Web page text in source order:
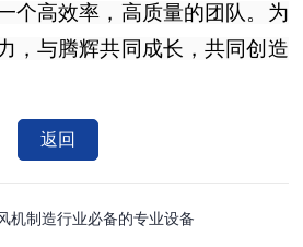
个高效率，高质量的团队。为
，与腾辉共同成长，共同创造
返回
制造行业必备的专业设备